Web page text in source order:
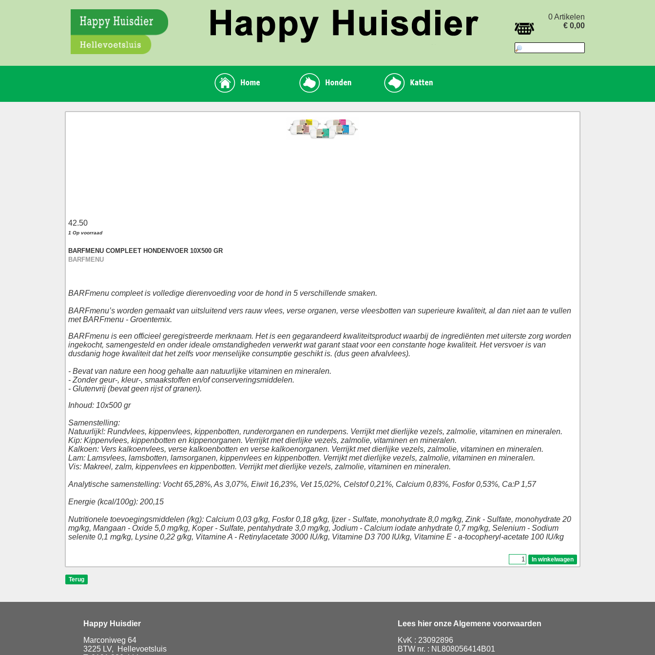
0 Artikelen
€ 0,00
42.50
1 Op voorraad
BARFMENU COMPLEET HONDENVOER 10X500 GR
BARFMENU
BARFmenu compleet is volledige dierenvoeding voor de hond in 5 verschillende smaken.
BARFmenu’s worden gemaakt van uitsluitend vers rauw vlees, verse organen, verse vleesbotten van superieure kwaliteit, al dan niet aan te vullen
met BARFmenu - Groentemix.
BARFmenu is een officieel geregistreerde merknaam. Het is een gegarandeerd kwaliteitsproduct waarbij de ingrediënten met uiterste zorg worden
ingekocht, samengesteld en onder ideale omstandigheden verwerkt wat garant staat voor een constante hoge kwaliteit. Het versvoer is van
dusdanig hoge kwaliteit dat het zelfs voor menselijke consumptie geschikt is. (dus geen afvalvlees).
- Bevat van nature een hoog gehalte aan natuurlijke vitaminen en mineralen.
- Zonder geur-, kleur-, smaakstoffen en/of conserveringsmiddelen.
- Glutenvrij (bevat geen rijst of granen).
Inhoud: 10x500 gr
Samenstelling:
Natuurlijk!: Rundvlees, kippenvlees, kippenbotten, runderorganen en runderpens. Verrijkt met dierlijke vezels, zalmolie, vitaminen en mineralen.
Kip: Kippenvlees, kippenbotten en kippenorganen. Verrijkt met dierlijke vezels, zalmolie, vitaminen en mineralen.
Kalkoen: Vers kalkoenvlees, verse kalkoenbotten en verse kalkoenorganen. Verrijkt met dierlijke vezels, zalmolie, vitaminen en mineralen.
Lam: Lamsvlees, lamsbotten, lamsorganen, kippenvlees en kippenbotten. Verrijkt met dierlijke vezels, zalmolie, vitaminen en mineralen.
Vis: Makreel, zalm, kippenvlees en kippenbotten. Verrijkt met dierlijke vezels, zalmolie, vitaminen en mineralen.
Analytische samenstelling: Vocht 65,28%, As 3,07%, Eiwit 16,23%, Vet 15,02%, Celstof 0,21%, Calcium 0,83%, Fosfor 0,53%, Ca:P 1,57
Energie (kcal/100g): 200,15
Nutritionele toevoegingsmiddelen (/kg): Calcium 0,03 g/kg, Fosfor 0,18 g/kg, Ijzer - Sulfate, monohydrate 8,0 mg/kg, Zink - Sulfate, monohydrate 20
mg/kg, Mangaan - Oxide 5,0 mg/kg, Koper - Sulfate, pentahydrate 3,0 mg/kg, Jodium - Calcium iodate anhydrate 0,7 mg/kg, Selenium - Sodium
selenite 0,1 mg/kg, Lysine 0,22 g/kg, Vitamine A - Retinylacetate 3000 IU/kg, Vitamine D3 700 IU/kg, Vitamine E - a-tocopheryl-acetate 100 IU/kg
Happy Huisdier
Marconiweg 64
3225 LV, Hellevoetsluis
Lees hier onze Algemene voorwaarden
KvK : 23092896
BTW nr. : NL808056414B01